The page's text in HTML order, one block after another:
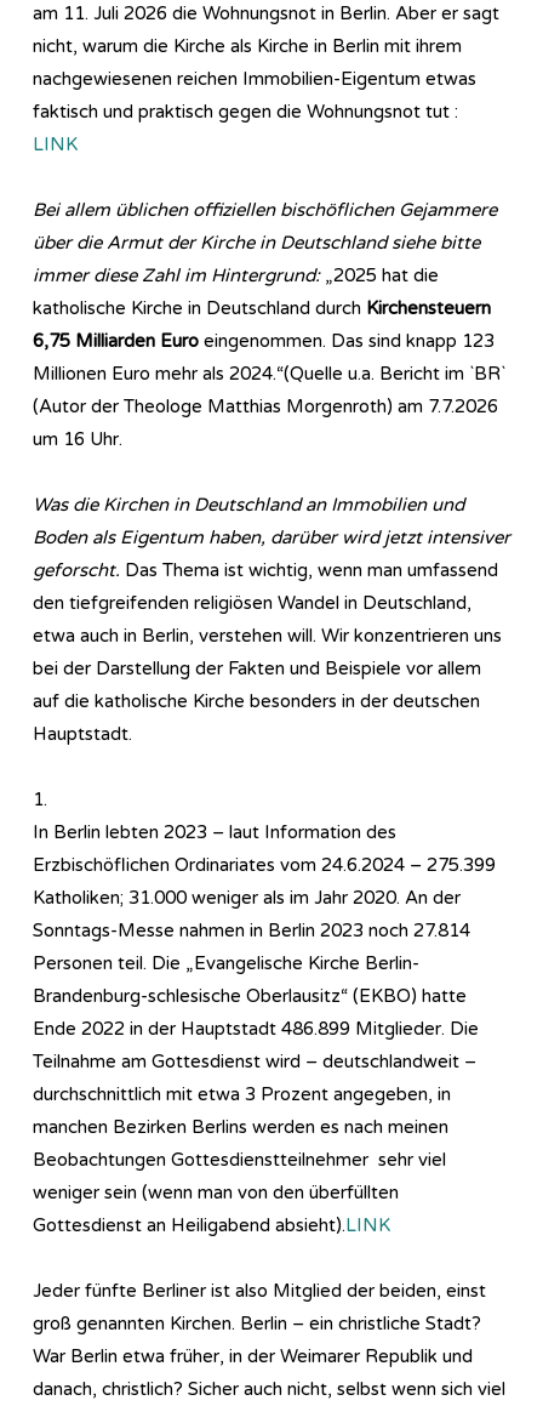
am 11. Juli 2026 die Wohnungsnot in Berlin. Aber er sagt
nicht, warum die Kirche als Kirche in Berlin mit ihrem
nachgewiesenen reichen Immobilien-Eigentum etwas
faktisch und praktisch gegen die Wohnungsnot tut :
LINK
Bei allem üblichen offiziellen bischöflichen Gejammere
über die Armut der Kirche in Deutschland siehe bitte
immer diese Zahl im Hintergrund:„2025 hat die
katholische Kirche in Deutschland durch Kirchensteuern
6,75 Milliarden Euro eingenommen. Das sind knapp 123
Millionen Euro mehr als 2024.“(Quelle u.a. Bericht im `BR`
(Autor der Theologe Matthias Morgenroth) am 7.7.2026
um 16 Uhr.
Was die Kirchen in Deutschland an Immobilien und
Boden als Eigentum haben, darüber wird jetzt intensiver
geforscht. Das Thema ist wichtig, wenn man umfassend
den tiefgreifenden religiösen Wandel in Deutschland,
etwa auch in Berlin, verstehen will. Wir konzentrieren uns
bei der Darstellung der Fakten und Beispiele vor allem
auf die katholische Kirche besonders in der deutschen
Hauptstadt.
1.
In Berlin lebten 2023 – laut Information des
Erzbischöflichen Ordinariates vom 24.6.2024 – 275.399
Katholiken; 31.000 weniger als im Jahr 2020. An der
Sonntags-Messe nahmen in Berlin 2023 noch 27.814
Personen teil. Die „Evangelische Kirche Berlin-
Brandenburg-schlesische Oberlausitz“ (EKBO) hatte
Ende 2022 in der Hauptstadt 486.899 Mitglieder. Die
Teilnahme am Gottesdienst wird – deutschlandweit –
durchschnittlich mit etwa 3 Prozent angegeben, in
manchen Bezirken Berlins werden es nach meinen
Beobachtungen Gottesdienstteilnehmer sehr viel
weniger sein (wenn man von den überfüllten
Gottesdienst an Heiligabend absieht).LINK
Jeder fünfte Berliner ist also Mitglied der beiden, einst
groß genannten Kirchen. Berlin – ein christliche Stadt?
War Berlin etwa früher, in der Weimarer Republik und
danach, christlich? Sicher auch nicht, selbst wenn sich viel